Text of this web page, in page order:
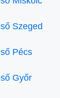
Szeged
Pécs
Győr